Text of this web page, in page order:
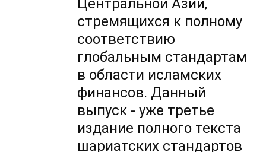
Центральной Азии,
стремящихся к полному
соответствию
глобальным стандартам
в области исламских
финансов. Данный
выпуск - уже третье
издание полного текста
шариатских стандартов